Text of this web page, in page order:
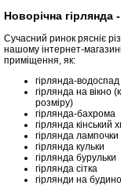
Новорічна гірлянда
Сучасний ринок рясніє
нашому інтернет-
приміщення, як:
гірлянда-
гірлянда на вікно
розміру)
гірлянда-бахрома
гірлянда кінський
гірлянда лампочки
гірлянда кульки
гірлянда бурульки
гірлянда сітка
гірлянди на